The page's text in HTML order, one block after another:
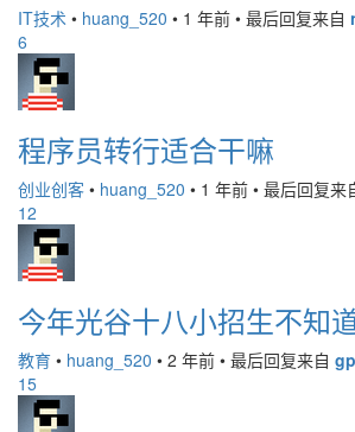
IT技术 • huang_520 • 1 年前 • 最后回复来自
6
程序员转行适合干嘛
创业创客 • huang_520 • 1 年前 • 最后回复来
12
今年光谷十八小招生不知
教育 • huang_520 • 2 年前 • 最后回复来自
15